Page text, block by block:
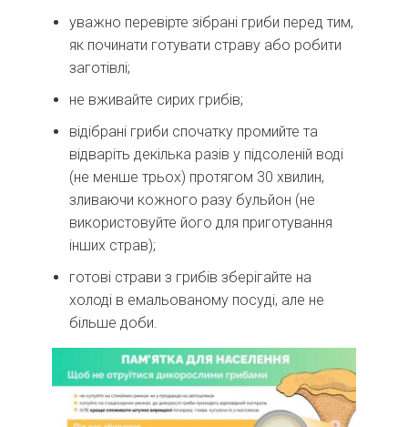
уважно перевірте зібрані гриби перед тим,
як починати готувати страву або робити
заготівлі;
не вживайте сирих грибів;
відібрані гриби спочатку промийте та
відваріть декілька разів у підсоленій воді
(не менше трьох) протягом 30 хвилин,
зливаючи кожного разу бульйон (не
використовуйте його для приготування
інших страв);
готові страви з грибів зберігайте на
холоді в емальованому посуді, але не
більше доби.